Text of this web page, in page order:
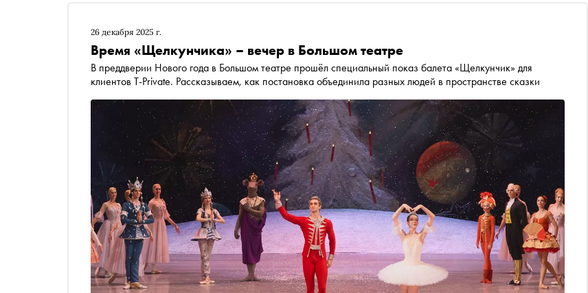
26 декабря 2025 г.
Время «Щелкунчика» – вечер в Большом театре
В преддверии Нового года в Большом театре прошёл специальный показ балета «Щелкунчик» для
клиентов T-Private. Рассказываем, как постановка объединила разных людей в пространстве сказки